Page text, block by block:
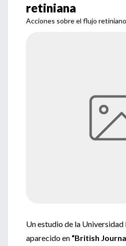
retiniana
Acciones sobre el flujo
Un estudio de la
aparecido en “British